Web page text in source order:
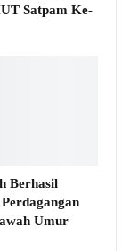
Satpam Ke-
Berhasil
Umur